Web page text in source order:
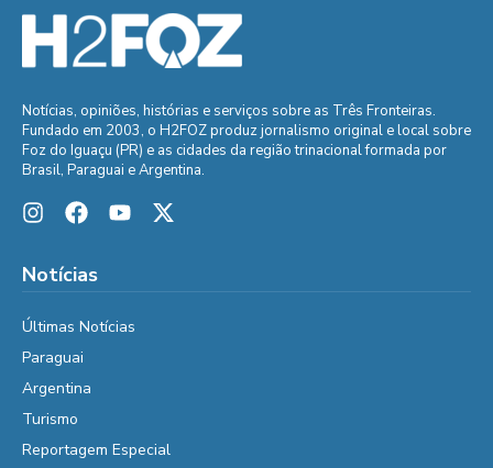
Notícias, opiniões, histórias e serviços sobre as Três Fronteiras.
Fundado em 2003, o H2FOZ produz jornalismo original e local sobre
Foz do Iguaçu (PR) e as cidades da região trinacional formada por
Brasil, Paraguai e Argentina.
Notícias
Últimas Notícias
Paraguai
Argentina
Turismo
Reportagem Especial